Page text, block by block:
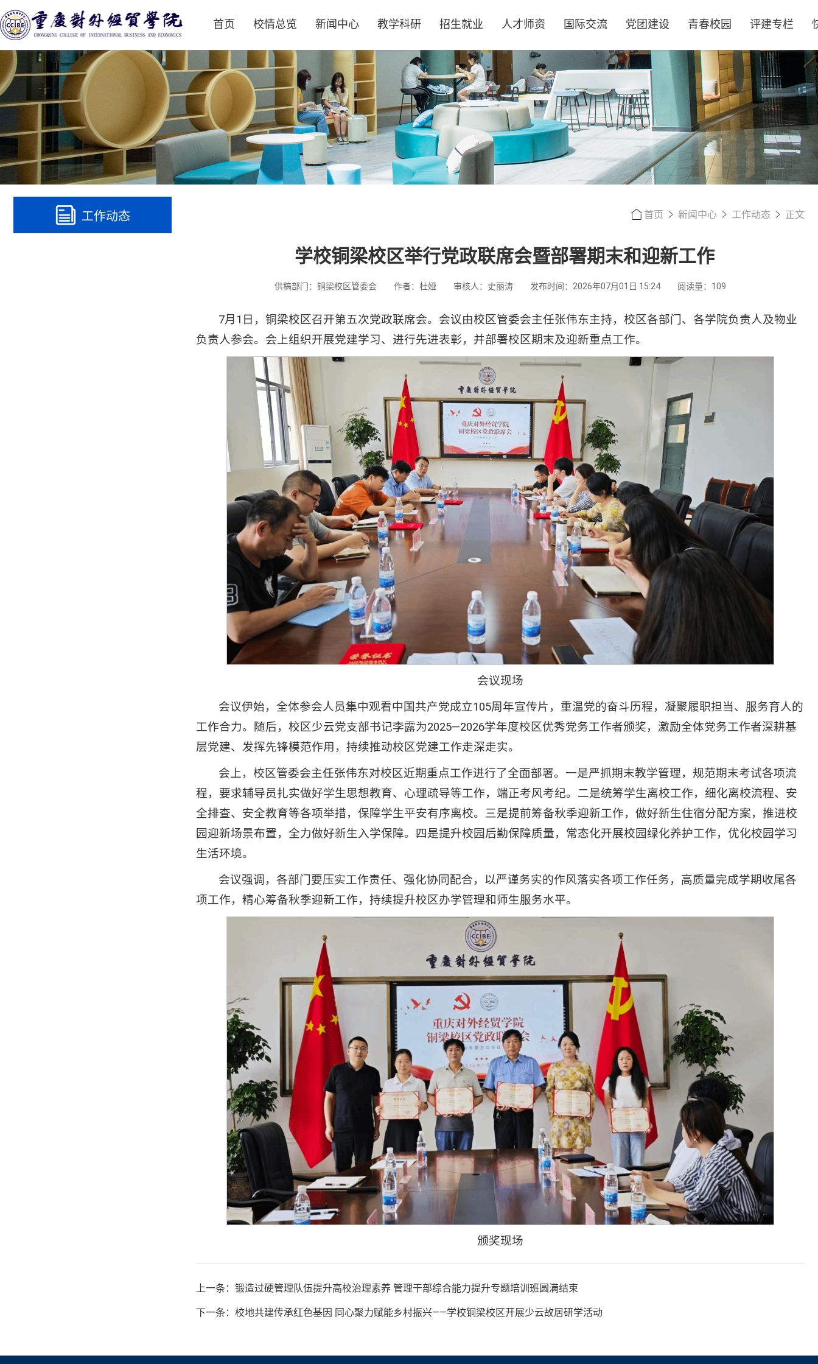
首页 校情总览 新闻中心 教学科研 招生就业 人才师资 国际交流 党团建设 青春校园 评建专栏
工作动态 首页 新闻中心 工作动态 正文
学校铜梁校区举行党政联席会暨部署期末和迎新工作
供稿部门：铜梁校区管委会 作者：杜娅 审核人：史丽涛 发布时间：2026年07月01日 15:24 阅读量： 109
7月1日，铜梁校区召开第五次党政联席会。会议由校区管委会主任张伟东主持，校区各部门、各学院负责人及物业
负责人参会。会上组织开展党建学习、进行先进表彰，并部署校区期末及迎新重点工作。
会议现场
会议伊始，全体参会人员集中观看中国共产党成立105周年宣传片，重温党的奋斗历程，凝聚履职担当、服务育人的
工作合力。随后，校区少云党支部书记李露为2025—2026学年度校区优秀党务工作者颁奖，激励全体党务工作者深耕基
层党建、发挥先锋模范作用，持续推动校区党建工作走深走实。
会上，校区管委会主任张伟东对校区近期重点工作进行了全面部署。一是严抓期末教学管理，规范期末考试各项流
程，要求辅导员扎实做好学生思想教育、心理疏导等工作，端正考风考纪。二是统筹学生离校工作，细化离校流程、安
全排查、安全教育等各项举措，保障学生平安有序离校。三是提前筹备秋季迎新工作，做好新生住宿分配方案，推进校
园迎新场景布置，全力做好新生入学保障。四是提升校园后勤保障质量，常态化开展校园绿化养护工作，优化校园学习
生活环境。
会议强调，各部门要压实工作责任、强化协同配合，以严谨务实的作风落实各项工作任务，高质量完成学期收尾各
项工作，精心筹备秋季迎新工作，持续提升校区办学管理和师生服务水平。
颁奖现场
上一条：锻造过硬管理队伍提升高校治理素养 管理干部综合能力提升专题培训班圆满结束
下一条：校地共建传承红色基因 同心聚力赋能乡村振兴——学校铜梁校区开展少云故居研学活动